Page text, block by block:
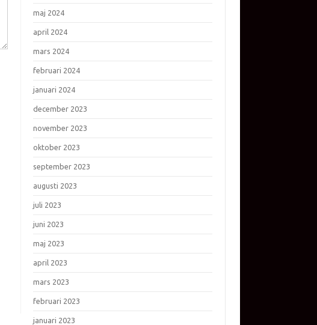
maj 2024
april 2024
mars 2024
februari 2024
januari 2024
december 2023
november 2023
oktober 2023
september 2023
augusti 2023
juli 2023
juni 2023
maj 2023
april 2023
mars 2023
februari 2023
januari 2023